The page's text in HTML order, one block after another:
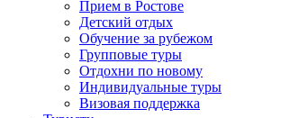
Прием в Ростове
Детский отдых
Обучение за рубежом
Групповые туры
Отдохни по новому
Индивидуальные туры
Визовая поддержка